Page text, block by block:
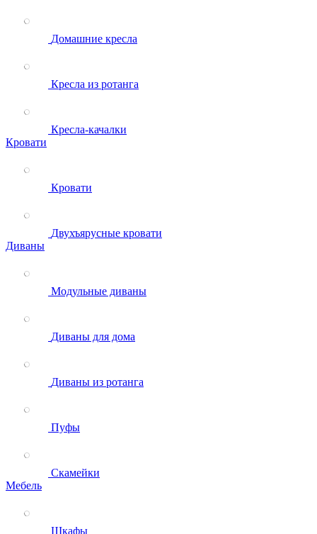
Домашние кресла
Кресла из ротанга
Кресла-качалки
Кровати
Кровати
Двухъярусные кровати
Диваны
Модульные диваны
Диваны для дома
Диваны из ротанга
Пуфы
Скамейки
Мебель
Шкафы